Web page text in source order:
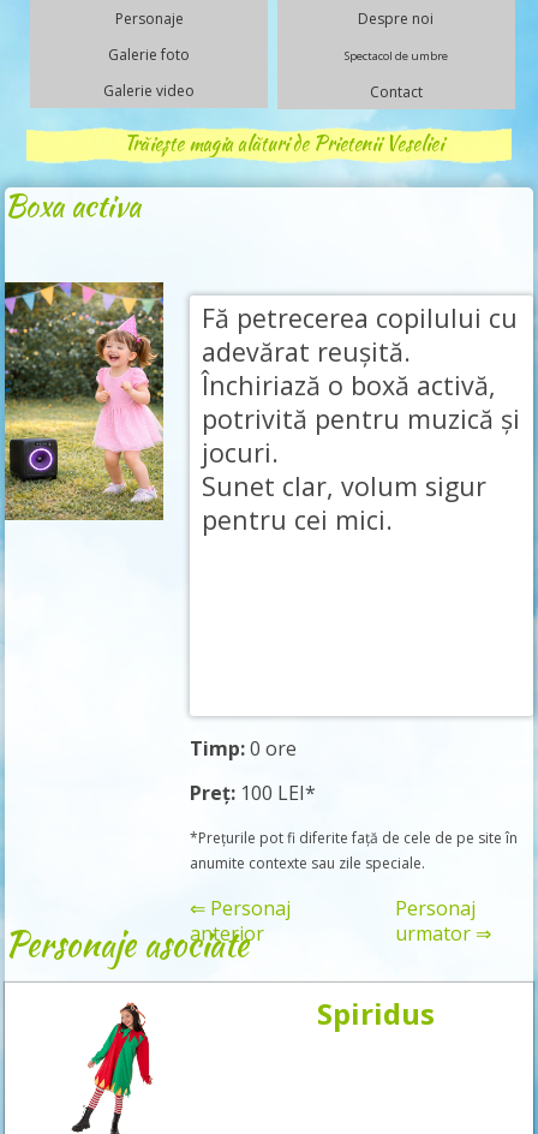
Personaje
Galerie foto
Galerie video
Despre noi
Spectacol de umbre
Contact
Trăiește magia alături de Prietenii Veseliei
Boxa activa
Fă petrecerea copilului cu
adevărat reușită.
Închiriază o boxă activă,
potrivită pentru muzică și
jocuri.
Sunet clar, volum sigur
pentru cei mici.
Timp:0 ore
Preț: 100 LEI*
*Prețurile pot fi diferite față de cele de pe site în
anumite contexte sau zile speciale.
Rezervă
⇐ Personaj
anterior
Personaj
urmator ⇒
Personaje asociate
Spiridus